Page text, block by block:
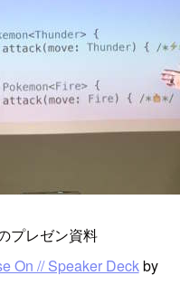
プレゼン資料
On // Speaker Deckby